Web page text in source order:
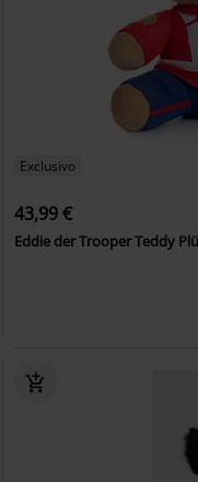
Exclusivo
43,99 €
Eddie der Trooper Teddy